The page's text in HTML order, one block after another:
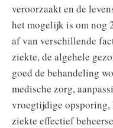
veroorzaakt en de
het mogelijk is om nog
af van verschillende
ziekte, de algehele
goed de behandeling
medische zorg,
vroegtijdige opsporing,
ziekte effectief